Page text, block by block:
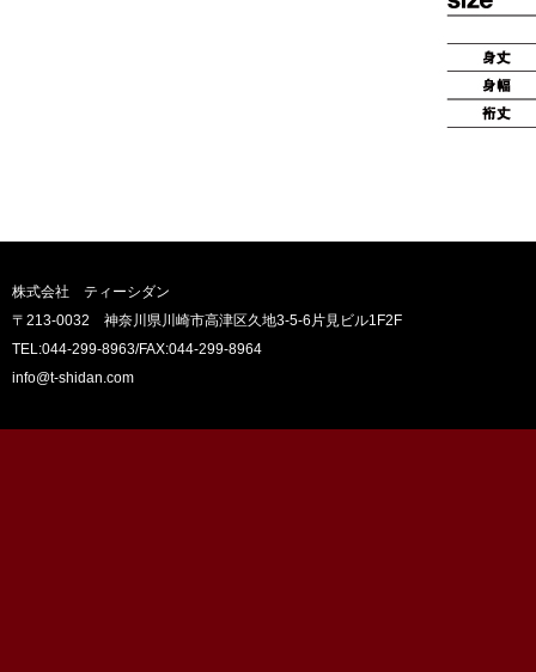
株式会社 ティーシダン
〒213-0032 神奈川県川崎市高津区久地3-5-6片見ビル1F2F
TEL:044-299-8963/FAX:044-299-8964
info@t-shidan.com